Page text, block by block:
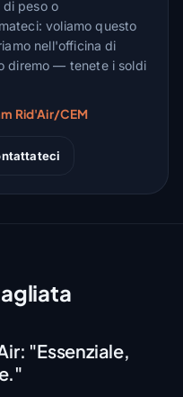
di peso o
voliamo questo
nell'officina di
diremo — tenete i soldi
Rid'Air/CEM
"Essenziale,